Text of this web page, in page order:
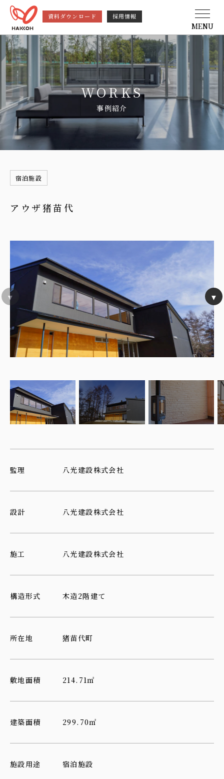
資料ダウンロード 採用情報
MENU
WORKS
事例紹介
宿泊施設
アウザ猪苗代
監理 八光建設株式会社
設計 八光建設株式会社
施工 八光建設株式会社
構造形式 木造2階建て
所在地 猪苗代町
敷地面積 214.71㎡
建築面積 299.70㎡
施設用途 宿泊施設